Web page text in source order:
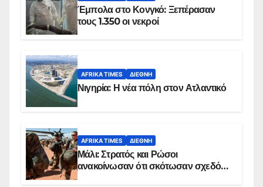
Έμπολα στο Κονγκό: Ξεπέρασαν
τους 1.350 οι νεκροί
AFRIKA TIMES ΔΙΕΘΝΉ
Νιγηρία: Η νέα πόλη στον Ατλαντικό
AFRIKA TIMES ΔΙΕΘΝΉ
Μάλι: Στρατός και Ρώσοι
ανακοίνωσαν ότι σκότωσαν σχεδόν